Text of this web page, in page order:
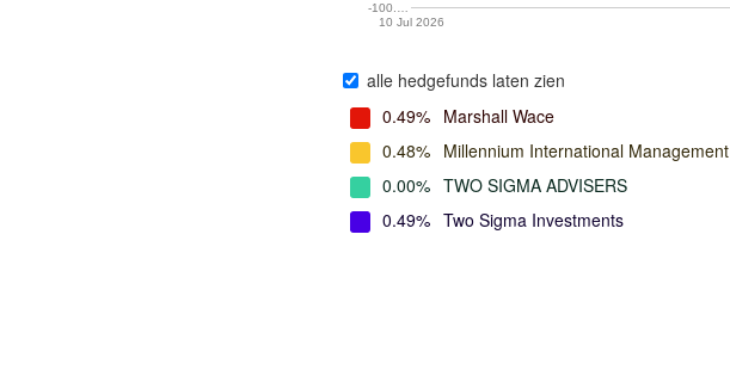
10 Jul 2026
-100.…
alle hedgefunds laten zien
0.49% Marshall Wace
0.48% Millennium International Management
0.00% TWO SIGMA ADVISERS
0.49% Two Sigma Investments